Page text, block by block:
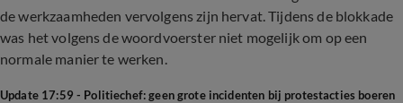
de werkzaamheden vervolgens zijn hervat. Tijdens de blokkade
was het volgens de woordvoerster niet mogelijk om op een
normale manier te werken.
Update 17:59 - Politiechef: geen grote incidenten bij protestacties boeren